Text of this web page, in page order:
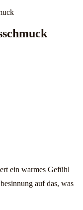
ein warmes Gefühl
auf das, was